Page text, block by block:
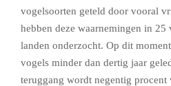
vogelsoorten geteld door vooral
hebben deze waarnemingen in 25
landen onderzocht. Op dit
vogels minder dan dertig jaar
teruggang wordt negentig procent